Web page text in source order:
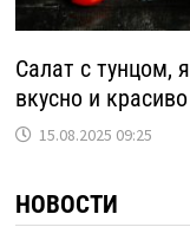
Салат с тунцом,
вкусно и красиво
15.08.2025 09:25
НОВОСТИ